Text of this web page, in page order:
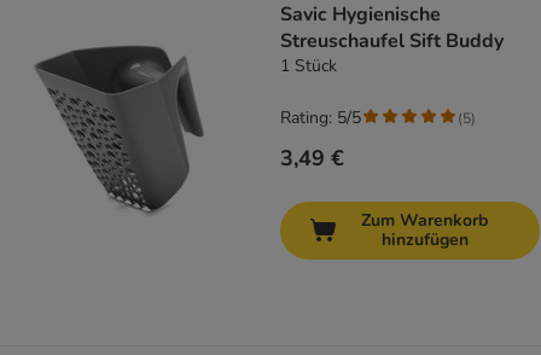
Savic Hygienische
Streuschaufel Sift Buddy
1 Stück
3,49 €
Rating: 5/5 (5)
Zum Warenkorb
hinzufügen